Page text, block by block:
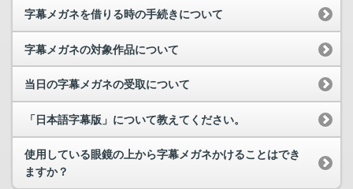
字幕メガネを借りる時の手続きについて
字幕メガネの対象作品について
当日の字幕メガネの受取について
「日本語字幕版」について教えてください。
使用している眼鏡の上から字幕メガネかけることはでき
ますか？